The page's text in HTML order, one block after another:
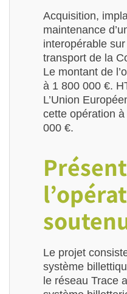
Acquisition,
maintenance
interopérable
transport de la
Le montant de
à 1 800 000 €.
L’Union
cette opération
000 €.
Le projet
système
le réseau Trace